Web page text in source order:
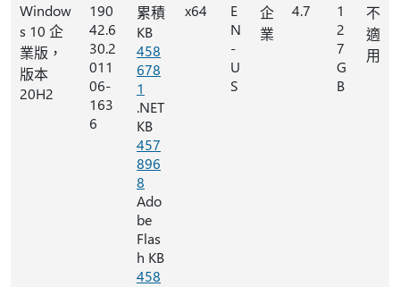
Window
s 10 企
業版，
版本
20H2
190
42.6
30.2
011
06-
163
6
累積
KB
458
678
1
.NET
KB
457
896
8
Ado
be
Flas
h KB
458
x64
E
N
-
U
S
企
業
4.7
1
2
7
G
B
不
適
用